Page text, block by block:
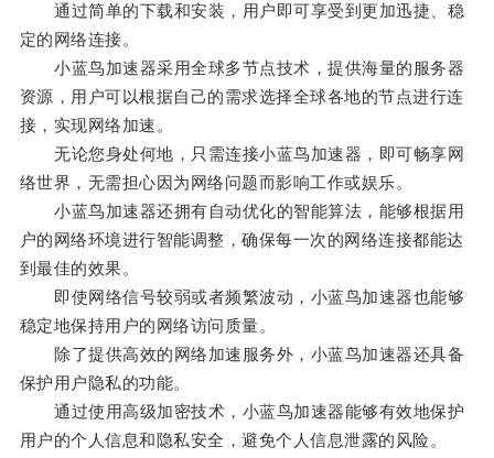
通过简单的下载和安装，用户即可享受到更加迅捷、稳
定的网络连接。
小蓝鸟加速器采用全球多节点技术，提供海量的服务器
资源，用户可以根据自己的需求选择全球各地的节点进行连
接，实现网络加速。
无论您身处何地，只需连接小蓝鸟加速器，即可畅享网
络世界，无需担心因为网络问题而影响工作或娱乐。
小蓝鸟加速器还拥有自动优化的智能算法，能够根据用
户的网络环境进行智能调整，确保每一次的网络连接都能达
到最佳的效果。
即使网络信号较弱或者频繁波动，小蓝鸟加速器也能够
稳定地保持用户的网络访问质量。
除了提供高效的网络加速服务外，小蓝鸟加速器还具备
保护用户隐私的功能。
通过使用高级加密技术，小蓝鸟加速器能够有效地保护
用户的个人信息和隐私安全，避免个人信息泄露的风险。